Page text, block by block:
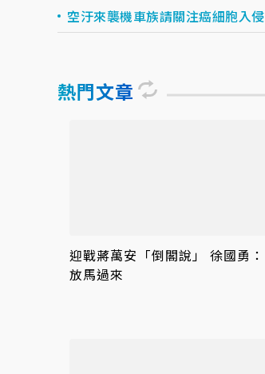
空汙來襲機車族請關注癌細胞入侵
熱門文章
迎戰蔣萬安「倒閣說」 徐國勇：
放馬過來